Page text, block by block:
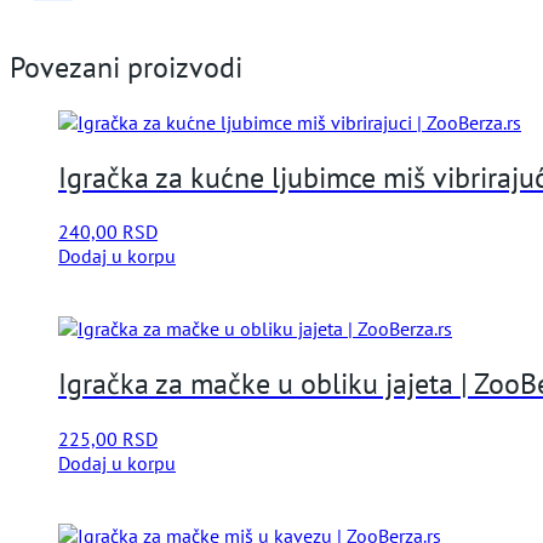
Povezani proizvodi
Igračka za kućne ljubimce miš
240,00 RSD
Dodaj u korpu
Igračka za mačke u obliku jajeta |
225,00 RSD
Dodaj u korpu